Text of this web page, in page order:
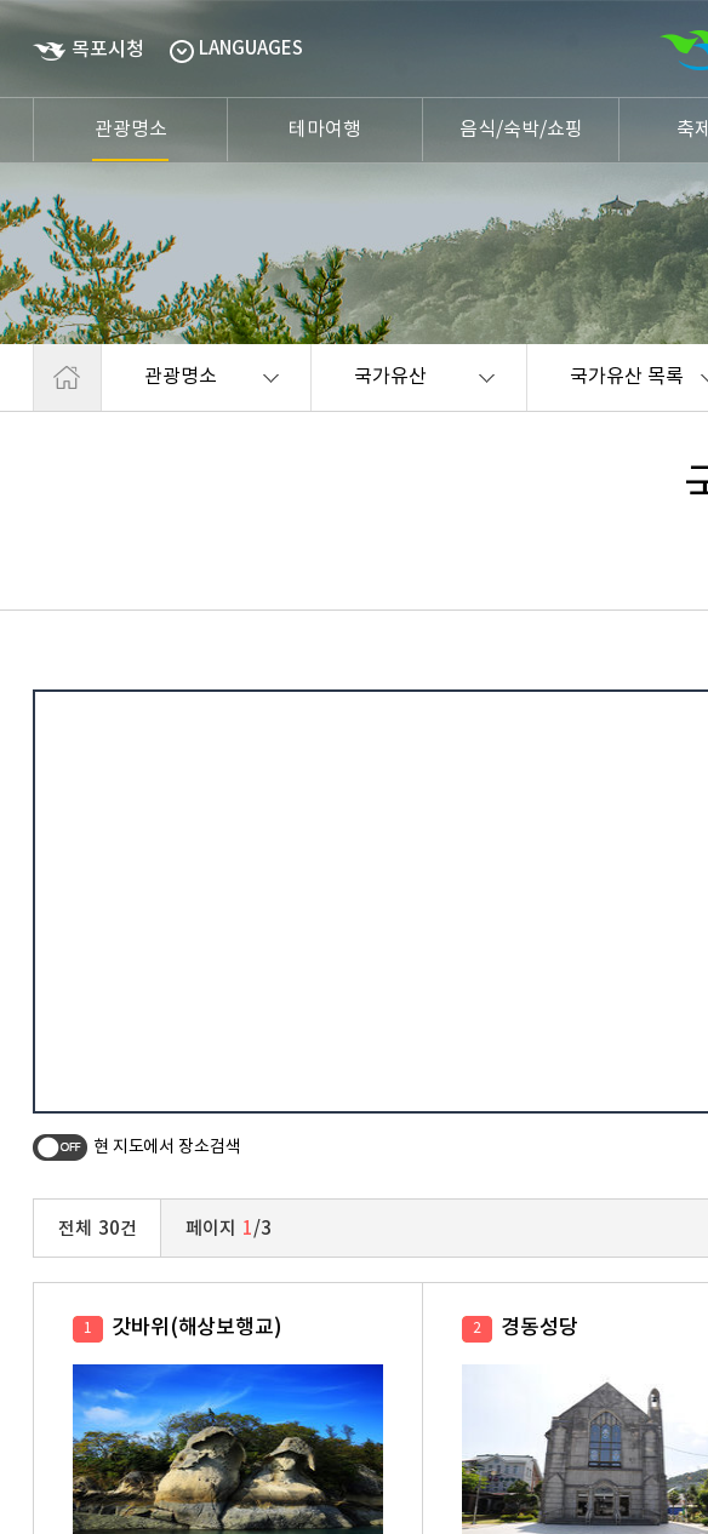
목포시청 LANGUAGES
관광명소 테마여행 음식/숙박/쇼핑 축
관광명소 국가유산 국가유산 목록
현 지도에서 장소검색
전체 30건 페이지 1/3
1 갓바위(해상보행교) 2 경동성당